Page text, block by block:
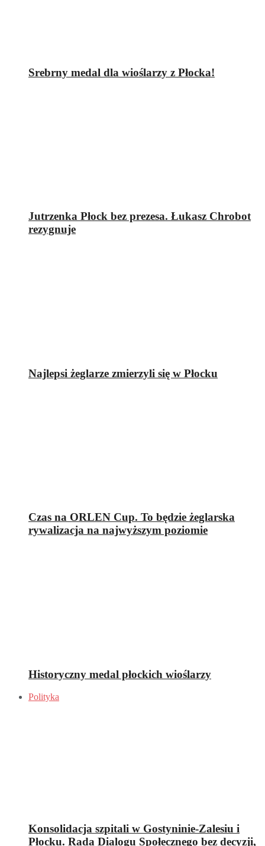
Srebrny medal dla wioślarzy z Płocka!
Jutrzenka Płock bez prezesa. Łukasz Chrobot
rezygnuje
Najlepsi żeglarze zmierzyli się w Płocku
Czas na ORLEN Cup. To będzie żeglarska
rywalizacja na najwyższym poziomie
Historyczny medal płockich wioślarzy
Polityka
Konsolidacja szpitali w Gostyninie-Zalesiu i
Płocku. Rada Dialogu Społecznego bez decyzji,